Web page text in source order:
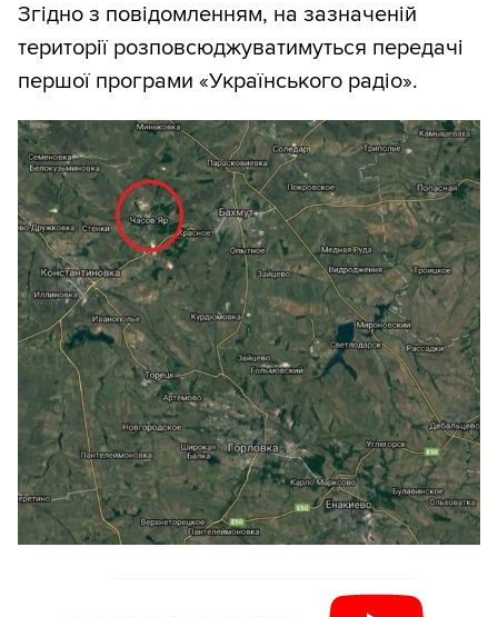
Згідно з повідомленням, на зазначеній
території розповсюджуватимуться передачі
першої програми «Українського радіо».